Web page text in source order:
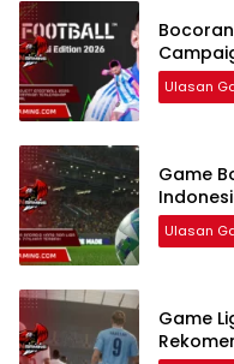
Ulasan
Game
Ulasan
Game